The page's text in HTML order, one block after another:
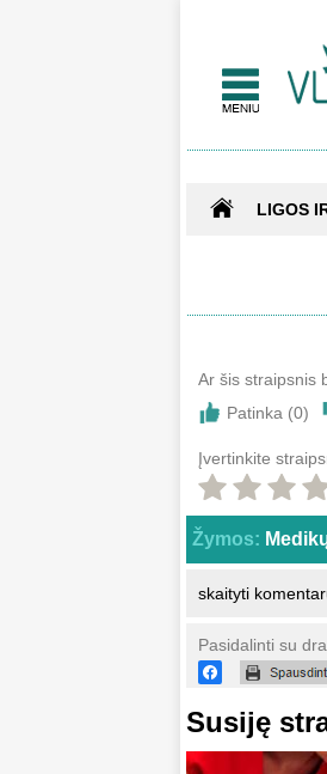
LIGOS
Ar šis straipsnis
Patinka (0)
Įvertinkite
Žymos:
skaityti
Pasidalinti su
Susiję